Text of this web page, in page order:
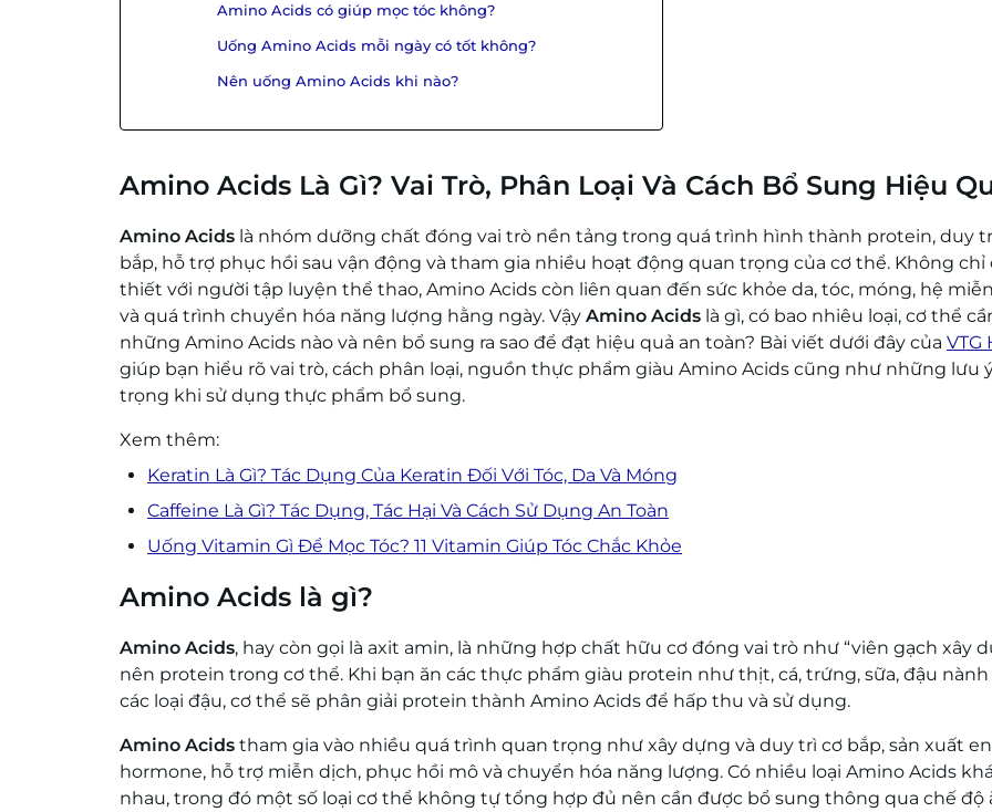
Amino Acids có giúp mọc tóc không?
Uống Amino Acids mỗi ngày có tốt không?
Nên uống Amino Acids khi nào?
Amino Acids Là Gì? Vai Trò, Phân Loại Và Cách Bổ Sung Hiệu
Amino Acids là nhóm dưỡng chất đóng vai trò nền tảng trong quá trình hình thành protein, duy
bắp, hỗ trợ phục hồi sau vận động và tham gia nhiều hoạt động quan trọng của cơ thể. Không chỉ
thiết với người tập luyện thể thao, Amino Acids còn liên quan đến sức khỏe da, tóc, móng, hệ
và quá trình chuyển hóa năng lượng hằng ngày. Vậy Amino Acids là gì, có bao nhiêu loại, cơ thể
những Amino Acids nào và nên bổ sung ra sao để đạt hiệu quả an toàn? Bài viết dưới đây của VTG
giúp bạn hiểu rõ vai trò, cách phân loại, nguồn thực phẩm giàu Amino Acids cũng như những lưu
trọng khi sử dụng thực phẩm bổ sung.
Xem thêm:
Keratin Là Gì? Tác Dụng Của Keratin Đối Với Tóc, Da Và Móng
Caffeine Là Gì? Tác Dụng, Tác Hại Và Cách Sử Dụng An Toàn
Uống Vitamin Gì Để Mọc Tóc? 11 Vitamin Giúp Tóc Chắc Khỏe
Amino Acids là gì?
Amino Acids, hay còn gọi là axit amin, là những hợp chất hữu cơ đóng vai trò như “viên gạch xây
nên protein trong cơ thể. Khi bạn ăn các thực phẩm giàu protein như thịt, cá, trứng, sữa, đậu nành
các loại đậu, cơ thể sẽ phân giải protein thành Amino Acids để hấp thu và sử dụng.
Amino Acids tham gia vào nhiều quá trình quan trọng như xây dựng và duy trì cơ bắp, sản xuất
hormone, hỗ trợ miễn dịch, phục hồi mô và chuyển hóa năng lượng. Có nhiều loại Amino Acids
nhau, trong đó một số loại cơ thể không tự tổng hợp đủ nên cần được bổ sung thông qua chế độ